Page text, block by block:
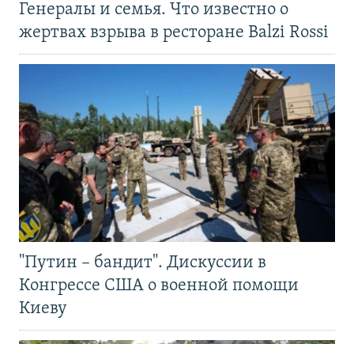
Генералы и семья. Что известно о
жертвах взрыва в ресторане Balzi Rossi
"Путин – бандит". Дискуссии в
Конгрессе США о военной помощи
Киеву